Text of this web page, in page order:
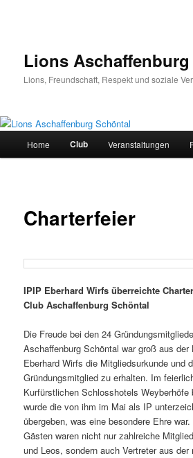
Lions
Lions, Freundschaft, Respekt und soziale
Home Club Veranstaltungen
Charterfeier
IPIP Eberhard Wirfs überreichte
Club Aschaffenburg Schöntal
Die Freude bei den 24
Aschaffenburg Schöntal war groß aus der
Eberhard Wirfs die Mitgliedsurkunde und
Gründungsmitglied zu erhalten. Im
Kurfürstlichen Schlosshotels Weyberhöfe
wurde die von ihm im Mai als IP
übergeben, was eine besondere Ehre
Gästen waren nicht nur zahlreiche
und Leos, sondern auch Vertreter aus der